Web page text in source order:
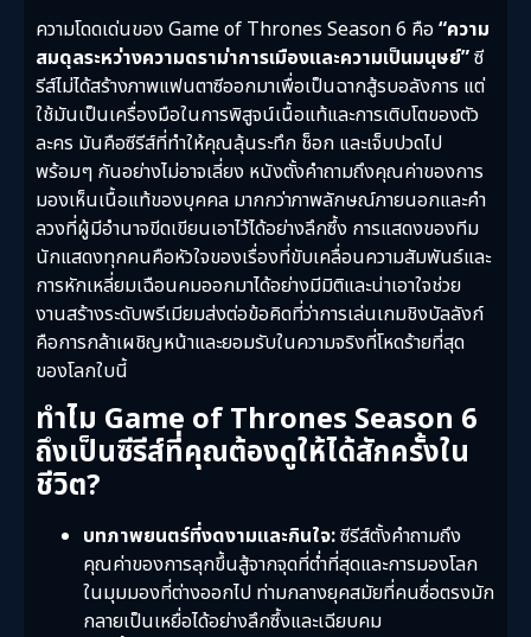
ความโดดเด่นของ Game of Thrones Season 6 คือ “ความ
สมดุลระหว่างความดราม่าการเมืองและความเป็นมนุษย์”ซี
รีส์ไม่ได้สร้างภาพแฟนตาซีออกมาเพื่อเป็นฉากสู้รบอลังการ แต่
ใช้มันเป็นเครื่องมือในการพิสูจน์เนื้อแท้และการเติบโตของตัว
ละคร มันคือซีรีส์ที่ทำให้คุณลุ้นระทึก ช็อก และเจ็บปวดไป
พร้อมๆ กันอย่างไม่อาจเลี่ยง หนังตั้งคำถามถึงคุณค่าของการ
มองเห็นเนื้อแท้ของบุคคล มากกว่าภาพลักษณ์ภายนอกและคำ
ลวงที่ผู้มีอำนาจขีดเขียนเอาไว้ได้อย่างลึกซึ้ง การแสดงของทีม
นักแสดงทุกคนคือหัวใจของเรื่องที่ขับเคลื่อนความสัมพันธ์และ
การหักเหลี่ยมเฉือนคมออกมาได้อย่างมีมิติและน่าเอาใจช่วย
งานสร้างระดับพรีเมียมส่งต่อข้อคิดที่ว่าการเล่นเกมชิงบัลลังก์
คือการกล้าเผชิญหน้าและยอมรับในความจริงที่โหดร้ายที่สุด
ของโลกใบนี้
ทำไม Game of Thrones Season 6
ถึงเป็นซีรีส์ที่คุณต้องดูให้ได้สักครั้งใน
ชีวิต?
บทภาพยนตร์ที่งดงามและกินใจ:ซีรีส์ตั้งคำถามถึง
คุณค่าของการลุกขึ้นสู้จากจุดที่ต่ำที่สุดและการมองโลก
ในมุมมองที่ต่างออกไป ท่ามกลางยุคสมัยที่คนซื่อตรงมัก
กลายเป็นเหยื่อได้อย่างลึกซึ้งและเฉียบคม